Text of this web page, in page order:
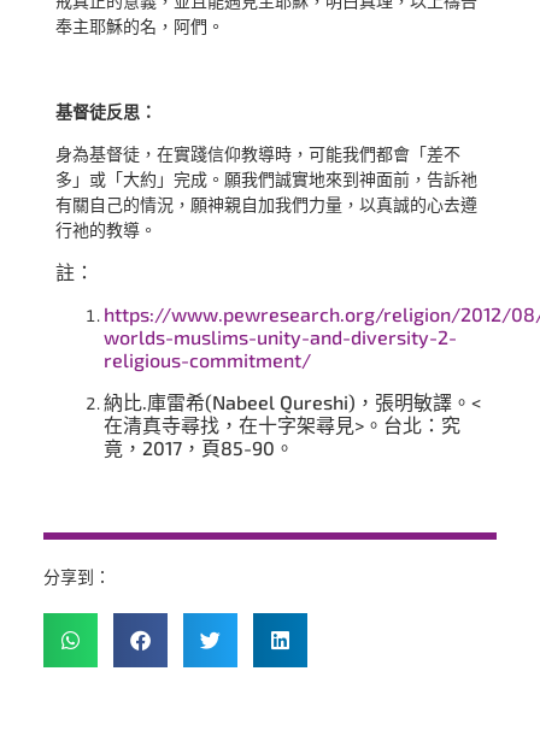
奉主耶穌的名，阿們。
基督徒反思：
身為基督徒，在實踐信仰教導時，可能我們都會「差不
多」或「大約」完成。願我們誠實地來到神面前，告訴祂
有關自己的情況，願神親自加我們力量，以真誠的心去遵
行祂的教導。
註：
https://www.pewresearch.org/religion/2012/
worlds-muslims-unity-and-diversity-2-
religious-commitment/
納比.庫雷希(Nabeel Qureshi)，張明敏譯。<
在清真寺尋找，在十字架尋見>。台北：究
竟，2017，頁85-90。
分享到：